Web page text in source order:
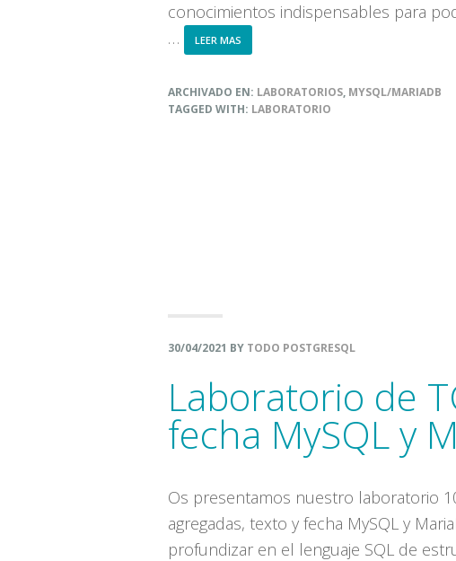
conocimientos indispensables para
…
LEER MAS
LABORATORIO
SUBCONSULTAS
Y
JOINS
ARCHIVADO EN: LABORATORIOS, MYSQL/MARIADB
TAGGED WITH: LABORATORIO
30/04/2021 BY TODO POSTGRESQL
Laboratorio de
fecha MySQL y
Os presentamos nuestro laboratorio
agregadas, texto y fecha MySQL y
profundizar en el lenguaje SQL de